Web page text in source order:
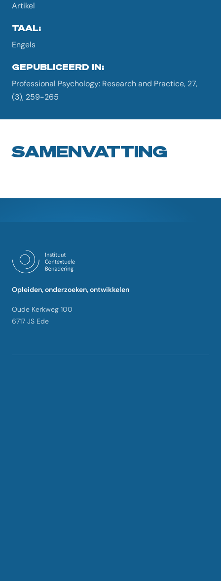
Artikel
TAAL:
Engels
GEPUBLICEERD IN:
Professional Psychology: Research and Practice, 27,
(3), 259-265
SAMENVATTING
Opleiden, onderzoeken, ontwikkelen
Oude Kerkweg 100
6717 JS Ede